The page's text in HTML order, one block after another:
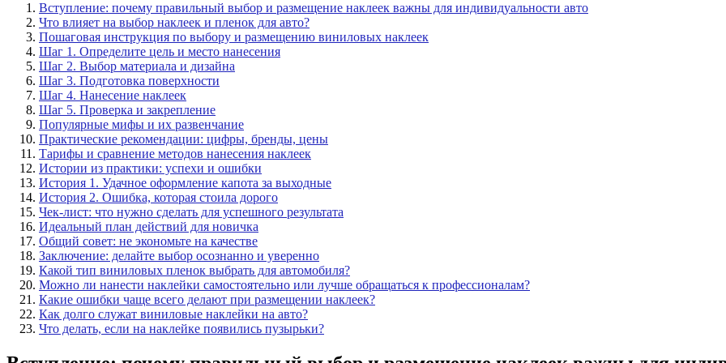
Вступление: почему правильный выбор и размещение наклеек важны для индивидуальности авто
Что влияет на выбор наклеек и пленок для авто?
Пошаговая инструкция по выбору и размещению виниловых наклеек
Шаг 1. Определите цель и место нанесения
Шаг 2. Выбор материала и дизайна
Шаг 3. Подготовка поверхности
Шаг 4. Нанесение наклеек
Шаг 5. Проверка и закрепление
Популярные мифы и их развенчание
Практические рекомендации: цифры, бренды, цены
Тарифы и сравнение методов нанесения наклеек
Истории из практики: успехи и ошибки
История 1. Удачное оформление капота за выходные
История 2. Ошибка, которая стоила дорого
Чек-лист: что нужно сделать для успешного результата
Идеальный план действий для новичка
Общий совет: не экономьте на качестве
Заключение: делайте выбор осознанно и уверенно
Какой тип виниловых пленок выбрать для автомобиля?
Можно ли нанести наклейки самостоятельно или лучше обращаться к профессионалам?
Какие ошибки чаще всего делают при размещении наклеек?
Как долго служат виниловые наклейки на авто?
Что делать, если на наклейке появились пузырьки?